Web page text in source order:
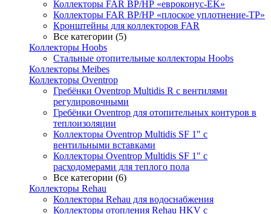
Коллекторы FAR ВР/НР «евроконус-EK»
Коллекторы FAR ВР/НР «плоское уплотнение-TP»
Кронштейны для коллекторов FAR
Все категории (5)
Коллекторы Hoobs
Стальные отопительные коллекторы Hoobs
Коллекторы Meibes
Коллекторы Oventrop
Гребёнки Oventrop Multidis R с вентилями
регулировочными
Гребёнки Oventrop для отопительных контуров в
теплоизоляции
Коллекторы Oventrop Multidis SF 1" с
вентильными вставками
Коллекторы Oventrop Multidis SF 1" с
расходомерами для теплого пола
Все категории (6)
Коллекторы Rehau
Коллекторы Rehau для водоснабжения
Коллекторы отопления Rehau HKV с